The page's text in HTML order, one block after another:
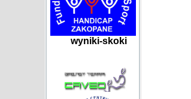
wyniki-skoki